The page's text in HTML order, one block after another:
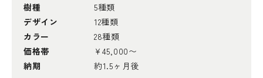
樹種
5種類
デザイン
12種類
カラー
28種類
価格帯
¥45,000〜
納期
約1.5ヶ月後